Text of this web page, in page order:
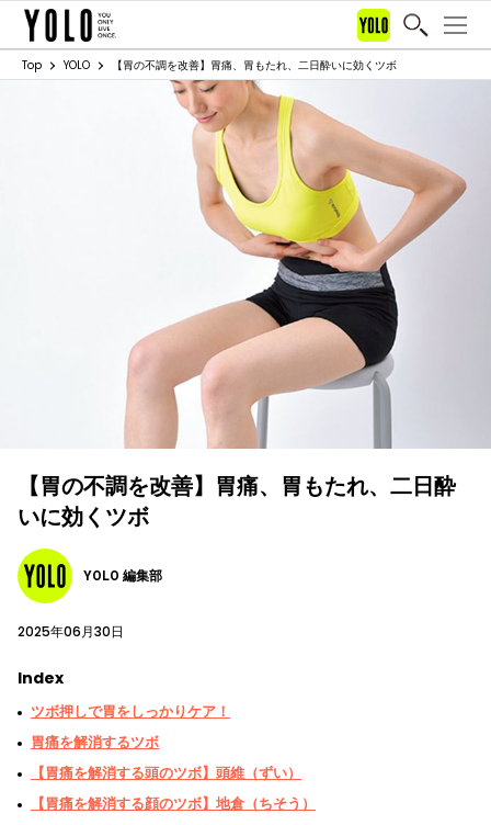
Top YOLO 【胃の不調を改善】胃痛、胃もたれ、二日酔いに効くツボ
【胃の不調を改善】胃痛、胃もたれ、二日酔
いに効くツボ
YOLO 編集部
2025年06月30日
Index
ツボ押しで胃をしっかりケア！
胃痛を解消するツボ
【胃痛を解消する頭のツボ】頭維（ずい）
【胃痛を解消する顔のツボ】地倉（ちそう）